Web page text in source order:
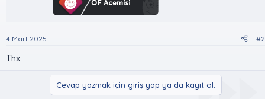
4 Mart 2025 #2
Thx
Cevap yazmak için giriş yap ya da kayıt ol.